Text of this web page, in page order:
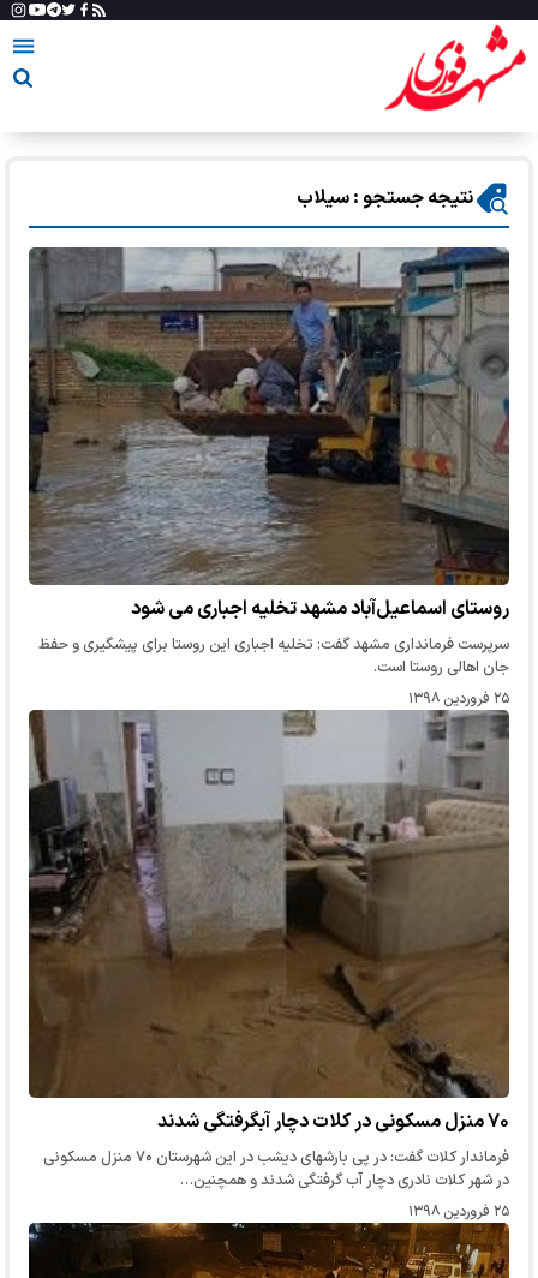
نتیجه جستجو : سیلاب
روستای اسماعیل‌آباد مشهد تخلیه اجباری می شود
سرپرست فرمانداری مشهد گفت: تخلیه اجباری این روستا برای پیشگیری و حفظ
جان اهالی روستا است.
۲۵ فروردین ۱۳۹۸
۷۰ منزل مسکونی در کلات دچار آبگرفتگی شدند
فرماندار کلات گفت: در پی بارشهای دیشب در این شهرستان ۷۰ منزل مسکونی
در شهر کلات نادری دچار آب گرفتگی شدند و همچنین…
۲۵ فروردین ۱۳۹۸